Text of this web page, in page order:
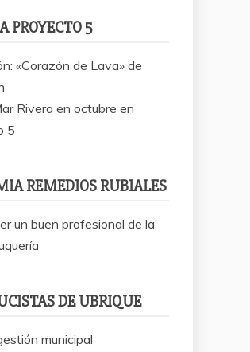
PROYECTO 5
«Corazón de Lava» de
Rivera en octubre en
5
REMEDIOS RUBIALES
un buen profesional de la
DE UBRIQUE
municipal